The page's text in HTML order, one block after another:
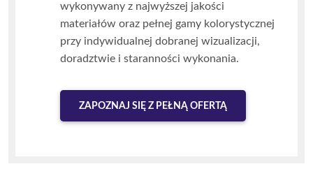
wykonywany z najwyższej jakości
materiałów oraz pełnej gamy kolorystycznej
przy indywidualnej dobranej wizualizacji,
doradztwie i staranności wykonania.
ZAPOZNAJ SIĘ Z PEŁNĄ OFERTĄ